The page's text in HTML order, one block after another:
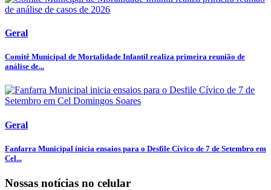
Geral
Comitê Municipal de Mortalidade Infantil realiza primeira reunião de
análise de...
Geral
Fanfarra Municipal inicia ensaios para o Desfile Cívico de 7 de Setembro em
Cel...
Nossas notícias no celular